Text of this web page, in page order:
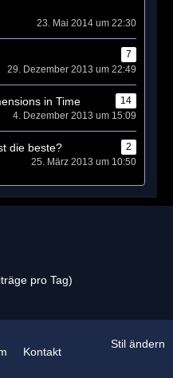
23. Mai 2014 um 22:30
7
29. Dezember 2013 um 22:49
in Time
14
4. Dezember 2013 um 15:09
die beste?
2
25. März 2013 um 10:50
pro Tag)
Stil ändern
Kontakt